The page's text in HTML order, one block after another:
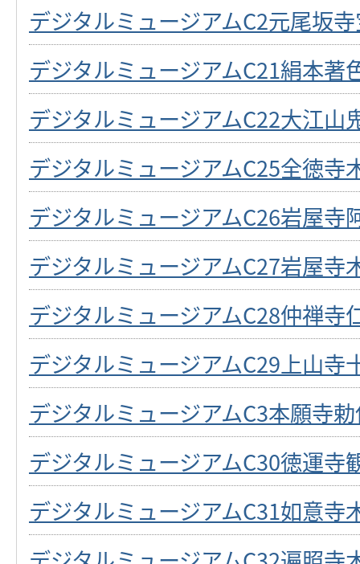
デジタルミュージアムC2元尾坂
デジタルミュージアムC21絹本著
デジタルミュージアムC22大江山
デジタルミュージアムC25全徳寺
デジタルミュージアムC26岩屋寺
デジタルミュージアムC27岩屋寺
デジタルミュージアムC28仲禅寺
デジタルミュージアムC29上山寺
デジタルミュージアムC3本願寺
デジタルミュージアムC30徳運寺
デジタルミュージアムC31如意寺